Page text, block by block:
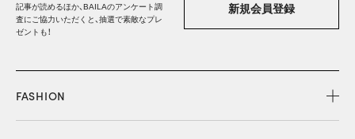
記事が読めるほか、BAILAのアンケート調
査にご協力いただくと、抽選で素敵なプレ
ゼントも！
新規会員登録
FASHION